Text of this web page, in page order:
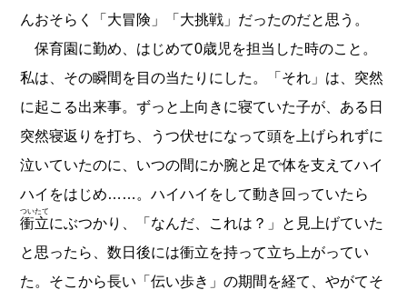
んおそらく「大冒険」「大挑戦」だったのだと思う。
保育園に勤め、はじめて0歳児を担当した時のこと。
私は、その瞬間を目の当たりにした。「それ」は、突然
に起こる出来事。ずっと上向きに寝ていた子が、ある日
突然寝返りを打ち、うつ伏せになって頭を上げられずに
泣いていたのに、いつの間にか腕と足で体を支えてハイ
ハイをはじめ……。ハイハイをして動き回っていたら
衝立
ついたて
にぶつかり、「なんだ、これは？」と見上げていた
と思ったら、数日後には衝立を持って立ち上がってい
た。そこから長い「伝い歩き」の期間を経て、やがてそ